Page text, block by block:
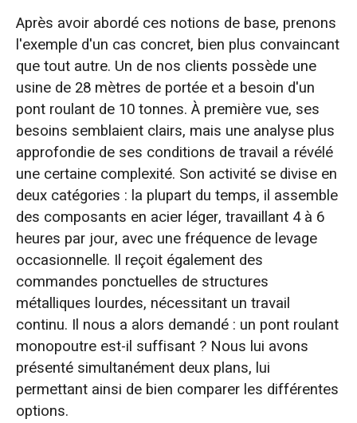
Après avoir abordé ces notions de base, prenons
l'exemple d'un cas concret, bien plus convaincant
que tout autre. Un de nos clients possède une
usine de 28 mètres de portée et a besoin d'un
pont roulant de 10 tonnes. À première vue, ses
besoins semblaient clairs, mais une analyse plus
approfondie de ses conditions de travail a révélé
une certaine complexité. Son activité se divise en
deux catégories : la plupart du temps, il assemble
des composants en acier léger, travaillant 4 à 6
heures par jour, avec une fréquence de levage
occasionnelle. Il reçoit également des
commandes ponctuelles de structures
métalliques lourdes, nécessitant un travail
continu. Il nous a alors demandé : un pont roulant
monopoutre est-il suffisant ? Nous lui avons
présenté simultanément deux plans, lui
permettant ainsi de bien comparer les différentes
options.